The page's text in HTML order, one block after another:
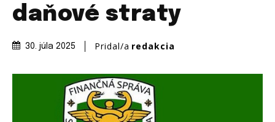
daňové straty
30. júla 2025 Pridal/a redakcia